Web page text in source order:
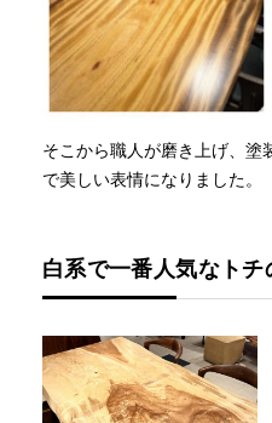
そこから職人が磨き上げ、塗
で美しい表情になりました。
白系で一番人気なトチ